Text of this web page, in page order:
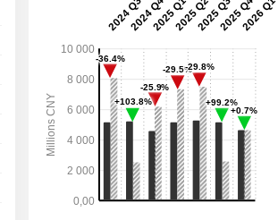
2,27 Md
2,03 Md
997 M